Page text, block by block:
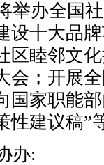
办全国
设十大品
区睦邻文
会；开展
国家职能
性建议稿”
办: